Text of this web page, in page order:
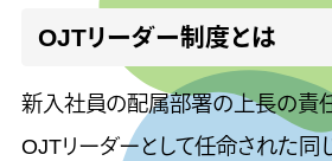
OJTリーダー制度とは
新入社員の配属部署の上長の責任
OJTリーダーとして任命された